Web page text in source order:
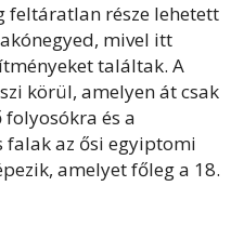
feltáratlan része lehetett
mivel itt
találtak. A
körül, amelyen át csak
és a
falak az ősi egyiptomi
amelyet főleg a 18.